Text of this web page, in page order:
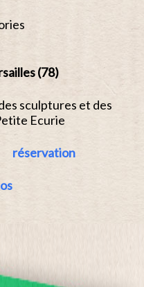
(78)
sculptures et des
Ecurie
réservation